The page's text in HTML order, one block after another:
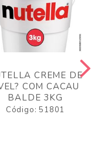
CREME DE
COM CACAU
BALDE 3KG
Código: 51801